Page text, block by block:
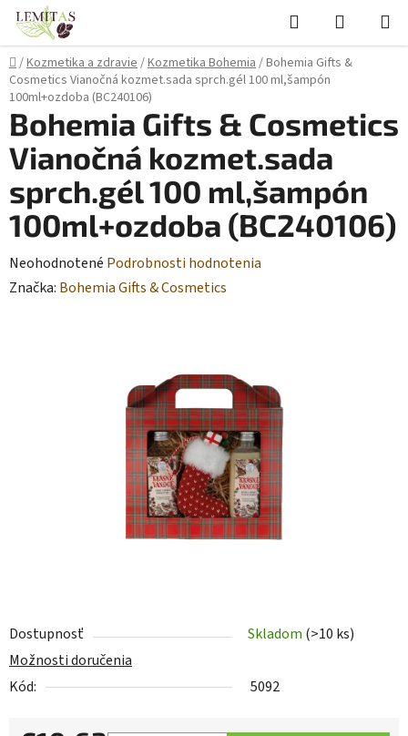
Prejsť
obsah
Hľadať
KOŠÍK
Domov
/Kozmetika a zdravie/Kozmetika Bohemia/Bohemia Gifts &
Cosmetics Vianočná kozmet.sada sprch.gél 100 ml,šampón
100ml+ozdoba (BC240106)
Dostupnosť Skladom (>10 ks)
Možnosti doručenia
Kód:
5092
Bohemia Gifts & Cosmetics
Vianočná kozmet.sada
sprch.gél 100 ml,šampón
100ml+ozdoba (BC240106)
Priemerné
hodnotenie
Neohodnotené Podrobnosti hodnotenia
Značka: Bohemia Gifts & Cosmetics